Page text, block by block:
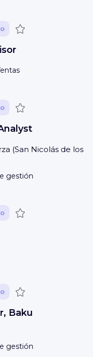
Guardar
Guardar
(San Nicolás de los
gestión
Guardar
Guardar
Baku
gestión